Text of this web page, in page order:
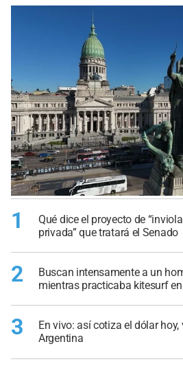
1
Qué dice el proyecto de
privada” que tratará el Senado
2
Buscan intensamente a un
mientras practicaba kitesurf
3
En vivo: así cotiza el dólar
Argentina